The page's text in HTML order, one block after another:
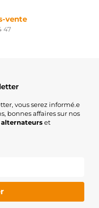
vente
47
vous serez informé.e
bonnes affaires sur nos
alternateurset